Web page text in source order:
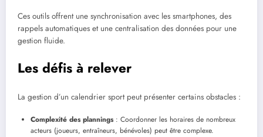
Ces outils offrent une synchronisation avec les smartphones, des
rappels automatiques et une centralisation des données pour une
gestion fluide.
Les défis à relever
La gestion d’un calendrier sport peut présenter certains obstacles :
Complexité des plannings: Coordonner les horaires de nombreux
acteurs (joueurs, entraîneurs, bénévoles) peut être complexe.